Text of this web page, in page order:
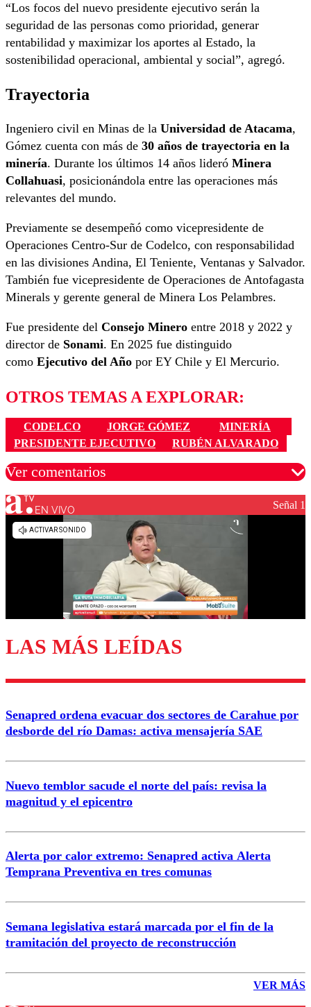
“Los focos del nuevo presidente ejecutivo serán la
seguridad de las personas como prioridad, generar
rentabilidad y maximizar los aportes al Estado, la
sostenibilidad operacional, ambiental y social”, agregó.
Trayectoria
Ingeniero civil en Minas de la Universidad de Atacama,
Gómez cuenta con más de 30 años de trayectoria en la
minería. Durante los últimos 14 años lideró Minera
Collahuasi, posicionándola entre las operaciones más
relevantes del mundo.
Previamente se desempeñó como vicepresidente de
Operaciones Centro-Sur de Codelco, con responsabilidad
en las divisiones Andina, El Teniente, Ventanas y Salvador.
También fue vicepresidente de Operaciones de Antofagasta
Minerals y gerente general de Minera Los Pelambres.
Fue presidente del Consejo Minero entre 2018 y 2022 y
director de Sonami. En 2025 fue distinguido
como Ejecutivo del Año por EY Chile y El Mercurio.
OTROS TEMAS A EXPLORAR:
CODELCO JORGE GÓMEZ
MINERÍA
PRESIDENTE EJECUTIVO
RUBÉN ALVARADO
Ver comentarios
Los comentarios son moderados para garantizar un
diálogo respetuoso.
Enviar comentario
EN VIVO Señal 1
LAS MÁS LEÍDAS
Senapred ordena evacuar dos sectores de Carahue por
desborde del río Damas: activa mensajería SAE
Nuevo temblor sacude el norte del país: revisa la
magnitud y el epicentro
Alerta por calor extremo: Senapred activa Alerta
Temprana Preventiva en tres comunas
Semana legislativa estará marcada por el fin de la
tramitación del proyecto de reconstrucción
VER MÁS